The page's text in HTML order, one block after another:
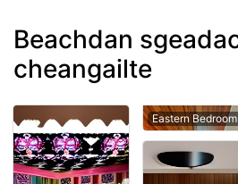
Beachdan
cheangailte
Eastern Bedroom